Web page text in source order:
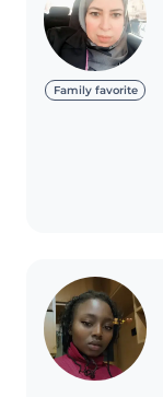
Family favorite